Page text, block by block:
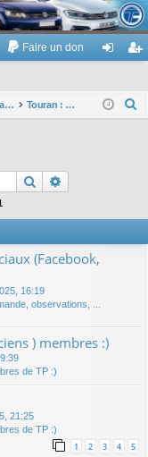
Touran
Faire un don
ne nr
Touran, la mécanique : moteurs, boites, transmissions, freins, direction, roues Touran : moteurs essence
c
Rechercher
(Facebook,
16:19
observations, ...
) membres :)
de TP :)
21:25
de TP :)
1 2 3 4 5